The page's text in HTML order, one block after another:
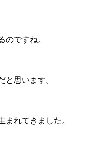
のですね。
と思います。
まれてきました。